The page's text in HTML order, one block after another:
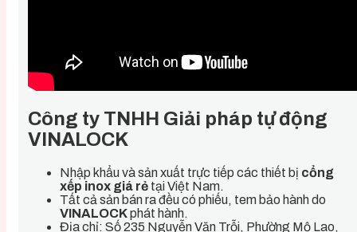
Công ty TNHH Giải pháp tự động
VINALOCK
Nhập khẩu và sản xuất trực tiếp các thiết bị cổng
xếp inox giá rẻ tại Việt Nam.
Tất cả sản bán ra đều có phiếu, tem bảo hành do
VINALOCKphát hành.
Địa chỉ: Số 235 Nguyễn Văn Trỗi, Phường Mộ Lao,